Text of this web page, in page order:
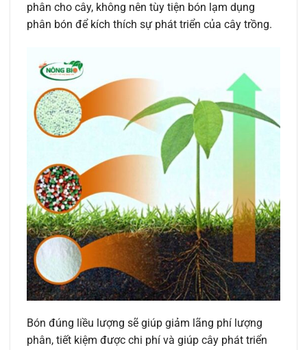
phân cho cây, không nên tùy tiện bón lạm dụng
phân bón để kích thích sự phát triển của cây trồng.
Bón đúng liều lượng sẽ giúp giảm lãng phí lượng
phân, tiết kiệm được chi phí và giúp cây phát triển